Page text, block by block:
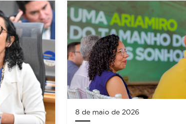
8 de maio de 2026